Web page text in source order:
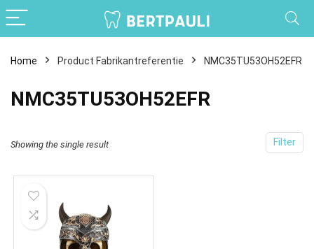
Home Product Fabrikantreferentie NMC35TU53OH52EFR
NMC35TU53OH52EFR
Filter
Showing the single result